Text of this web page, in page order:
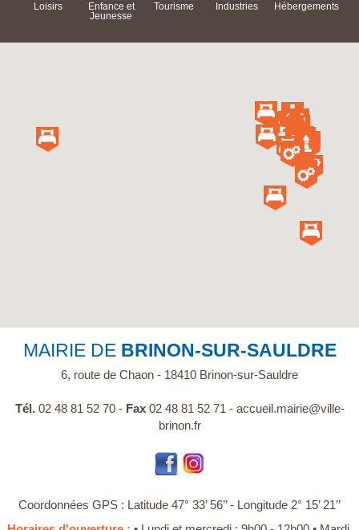
Loisirs
Enfance et
Jeunesse
Tourisme Industries Hébergements
MAIRIE DE BRINON-SUR-SAULDRE
6, route de Chaon - 18410 Brinon-sur-Sauldre
Tél. 02 48 81 52 70 - Fax02 48 81 52 71 - accueil.mairie@ville-
brinon.fr
Coordonnées GPS : Latitude 47° 33’ 56’’ - Longitude 2° 15’ 21’’